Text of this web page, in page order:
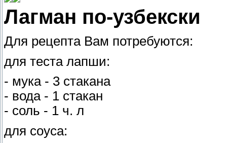
Лагман по-узбекски
Для рецепта Вам потребуются:
для теста лапши:
- мука - 3 стакана
- вода - 1 стакан
- соль - 1 ч. л
для соуса: